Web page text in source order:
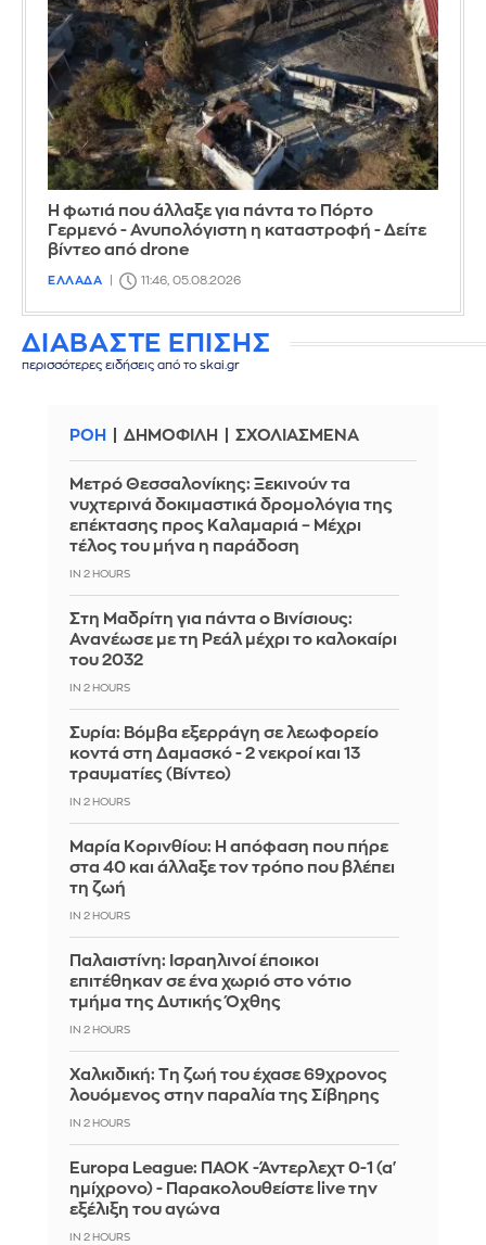
Η φωτιά που άλλαξε για πάντα το Πόρτο
Γερμενό - Ανυπολόγιστη η καταστροφή - Δείτε
βίντεο από drone
ΕΛΛΑΔΑ 11:46, 05.08.2026
ΔΙΑΒΑΣΤΕ ΕΠΙΣΗΣ
περισσότερες ειδήσεις από το skai.gr
ΡΟΗ ΔΗΜΟΦΙΛΗ ΣΧΟΛΙΑΣΜΕΝΑ
Μετρό Θεσσαλονίκης: Ξεκινούν τα
νυχτερινά δοκιμαστικά δρομολόγια της
επέκτασης προς Καλαμαριά – Μέχρι
τέλος του μήνα η παράδοση
IN 2 HOURS
Στη Μαδρίτη για πάντα ο Βινίσιους:
Ανανέωσε με τη Ρεάλ μέχρι το καλοκαίρι
του 2032
IN 2 HOURS
Συρία: Βόμβα εξερράγη σε λεωφορείο
κοντά στη Δαμασκό - 2 νεκροί και 13
τραυματίες (Βίντεο)
IN 2 HOURS
Μαρία Κορινθίου: Η απόφαση που πήρε
στα 40 και άλλαξε τον τρόπο που βλέπει
τη ζωή
IN 2 HOURS
Παλαιστίνη: Ισραηλινοί έποικοι
επιτέθηκαν σε ένα χωριό στο νότιο
τμήμα της Δυτικής Όχθης
IN 2 HOURS
Χαλκιδική: Τη ζωή του έχασε 69χρονος
λουόμενος στην παραλία της Σίβηρης
IN 2 HOURS
Europa League: ΠΑΟΚ -Άντερλεχτ 0-1 (α'
ημίχρονο) - Παρακολουθείστε live την
εξέλιξη του αγώνα
IN 2 HOURS